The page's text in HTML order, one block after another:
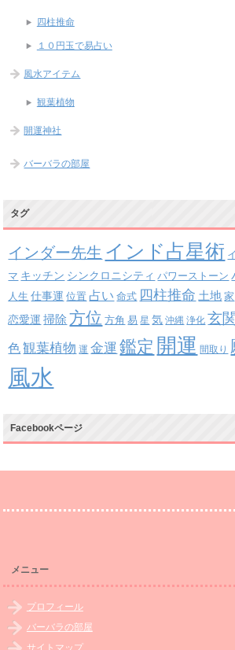
四柱推命
１０円玉で易占い
風水アイテム
観葉植物
開運神社
バーバラの部屋
タグ
インダー先生 インド占星術
マ キッチン シンクロニシティ パワーストーン
人生 仕事運 位置 占い 命式 四柱推命 土地 家
恋愛運 掃除 方位 方角 易 星 気 沖縄 浄化 玄関
色 観葉植物 運 金運 鑑定 開運 間取り
風水
Facebookページ
メニュー
プロフィール
バーバラの部屋